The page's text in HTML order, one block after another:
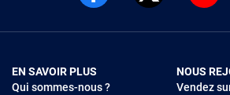
EN SAVOIR PLUS
Qui sommes-nous ?
NOUS
Vendez